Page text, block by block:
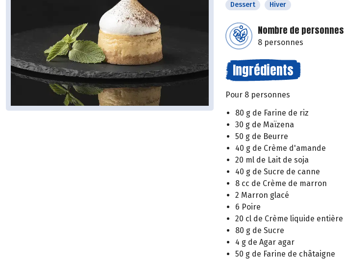
Dessert Hiver
Nombre de personnes
8 personnes
Ingrédients
Pour 8 personnes
80 g de Farine de riz
30 g de Maïzena
50 g de Beurre
40 g de Crème d'amande
20 ml de Lait de soja
40 g de Sucre de canne
8 cc de Crème de marron
2 Marron glacé
6 Poire
20 cl de Crème liquide entière
80 g de Sucre
4 g de Agar agar
50 g de Farine de châtaigne